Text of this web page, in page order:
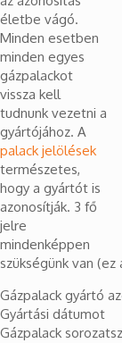
életbe vágó.
Minden esetben
minden egyes
gázpalackot
vissza kell
tudnunk vezetni a
gyártójához. A
palack jelölések
természetes,
hogy a gyártót is
azonosítják. 3 fő
jelre
mindenképpen
szükségünk van (ez
Gázpalack gyártó
Gyártási dátumot
Gázpalack